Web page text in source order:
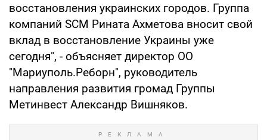
восстановления украинских городов. Группа
компаний SCM Рината Ахметова вносит свой
вклад в восстановление Украины уже
сегодня", - объясняет директор ОО
"Мариуполь.Реборн", руководитель
направления развития громад Группы
Метинвест Александр Вишняков.